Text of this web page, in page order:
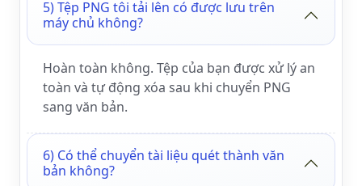
5) Tệp PNG tôi tải lên có được lưu trên
máy chủ không?
Hoàn toàn không. Tệp của bạn được xử lý an
toàn và tự động xóa sau khi chuyển PNG
sang văn bản.
6) Có thể chuyển tài liệu quét thành văn
bản không?